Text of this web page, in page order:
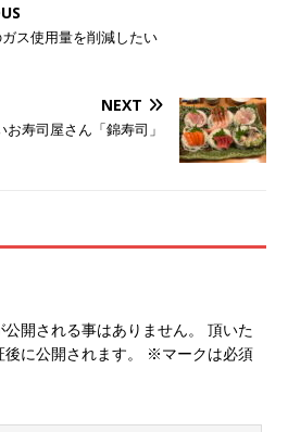
ガス使用量を削減したい
NEXT
お寿司屋さん「錦寿司」
開される事はありません。 頂いた
後に公開されます。 ※マークは必須